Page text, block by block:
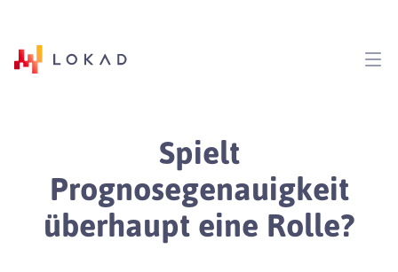
Spielt
Prognosegenauigkeit
überhaupt eine Rolle?